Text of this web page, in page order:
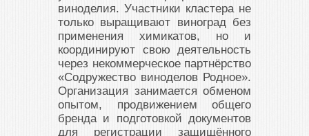
виноделия. Участники кластера не
только выращивают виноград без
применения химикатов, но и
координируют свою деятельность
через некоммерческое партнёрство
«Содружество виноделов Родное».
Организация занимается обменом
опытом, продвижением общего
бренда и подготовкой документов
для регистрации защищённого